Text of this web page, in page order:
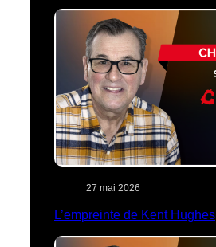
27 mai 2026
L’empreinte de Kent Hughes